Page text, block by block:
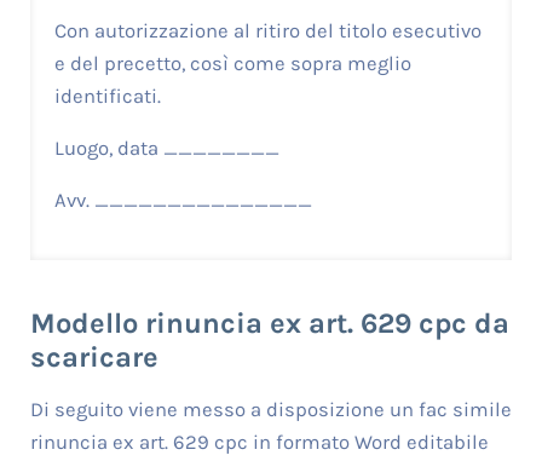
Con autorizzazione al ritiro del titolo esecutivo
e del precetto, così come sopra meglio
identificati.
Luogo, data ________
Avv. _______________
Modello rinuncia ex art. 629 cpc da
scaricare
Di seguito viene messo a disposizione un fac simile
rinuncia ex art. 629 cpc in formato Word editabile